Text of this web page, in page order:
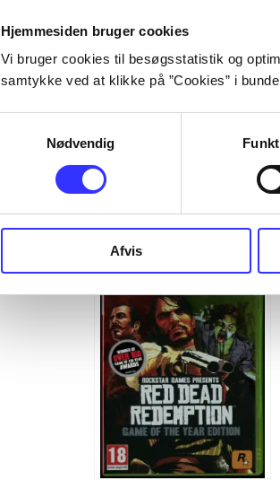
Hjemmesiden bruger cookies
Vi bruger cookies til besøgsstatistik og
samtykke ved at klikke på ”Cookies” i
Nødvendig
Afvis
...
...